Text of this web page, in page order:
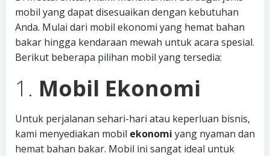
mobil yang dapat disesuaikan dengan kebutuhan
Anda. Mulai dari mobil ekonomi yang hemat bahan
bakar hingga kendaraan mewah untuk acara spesial.
Berikut beberapa pilihan mobil yang tersedia:
1. Mobil Ekonomi
Untuk perjalanan sehari-hari atau keperluan bisnis,
kami menyediakan mobil ekonomi yang nyaman dan
hemat bahan bakar. Mobil ini sangat ideal untuk